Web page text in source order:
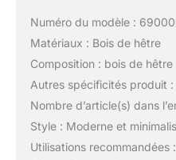
Numéro du modèle :
Matériaux : Bois de hêtre
Composition : bois de hêtre
Autres spécificités produit :
Nombre d’article(s) dans
Style : Moderne et
Utilisations recommandées